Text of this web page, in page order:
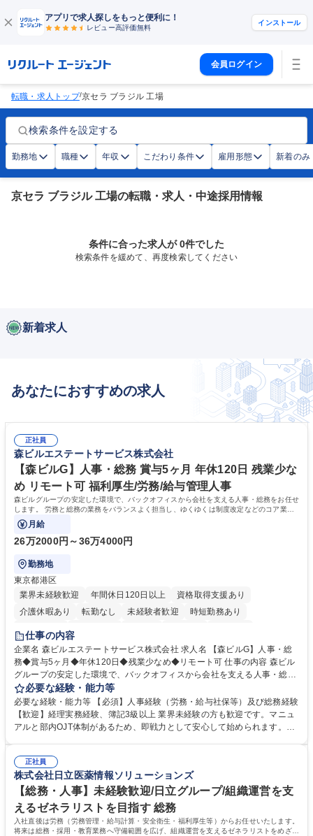
アプリで求人探しをもっと便利に！
レビュー高評価無料
インストール
会員ログイン
転職・求人トップ/京セラ ブラジル 工場
検索条件を設定する
勤務地 職種 年収 こだわり条件 雇用形態 新着のみ
京セラ ブラジル 工場の転職・求人・中途採用情報
条件に合った求人が 0件でした
検索条件を緩めて、再度検索してください
新着求人
あなたにおすすめの求人
正社員
森ビルエステートサービス株式会社
【森ビルG】人事・総務 賞与5ヶ月 年休120日 残業少な
め リモート可 福利厚生/労務/給与管理人事
森ビルグループの安定した環境で、バックオフィスから会社を支える人事・総務をお任せ
します。 労務と総務の業務をバランスよく担当し、ゆくゆくは制度改定などのコア業務
にも挑戦できる、やりがいある環境です。
月給
26万2000円～36万4000円
勤務地
東京都港区
業界未経験歓迎
年間休日120日以上
資格取得支援あり
介護休暇あり
転勤なし 未経験者歓迎
時短勤務あり
経験者歓迎
完全週休2日制
交通費支給 長期歓迎 駅近5分以内 土日祝休み
仕事の内容
企業名 森ビルエステートサービス株式会社 求人名 【森ビルG】人事・総
務◆賞与5ヶ月◆年休120日◆残業少なめ◆リモート可 仕事の内容 森ビル
グループの安定した環境で、バックオフィスから会社を支える人事・総務
をお任せします。 労務と総務の業務をバランスよく担当し、ゆくゆくは制
度改定などのコア業務にも挑戦できる、やりがいある環境です。 ■勤怠管
理、給与計算、社会保険手続き、年末調整等の労務管理全般 ■入退社手続
き、社内規定の改定や人事制度改定などのコア業務 ■社内イベントの企画
でも質問・相談できる環境が整っているため、安心して成長できます。 募
集職種 【森ビルG】人事・総務◆賞与5ヶ月◆年休120日◆残業少なめ◆
リモート可
必要な経験・能力等
必要な経験・能力等 【必須】人事経験（労務・給与社保等）及び総務経験
【歓迎】経理実務経験、簿記3級以上 業界未経験の方も歓迎です。マニュ
アルと部内OJT体制があるため、即戦力として安心して始められます。
務に挑戦できるため、自身の成長と組織への貢献度をダイレクトに実感で
きます。 残業少なめ、週1日リモート可など、ワークライフバランスを保
ち長期活躍できる環境です。 「これまでの幅広い経験を活かし、長期的な
キャリアを築きたい」という前向きな意欲と挑戦を全力で応援します。 学
歴・資格 学歴：大学院 大学 高専 短大 専修学校 高校 語学力： 資格：日商
簿記検定1級 日商簿記検定2級 日商簿記検定3級
正社員
株式会社日立医薬情報ソリューションズ
【総務・人事】未経験歓迎/日立グループ/組織運営を支
えるゼネラリストを目指す 総務
入社直後は労務（労務管理・給与計算・安全衛生・福利厚生等）からお任せいたします。
将来は総務・採用・教育業務へ守備範囲を広げ、組織運営を支えるゼネラリストをめざせ